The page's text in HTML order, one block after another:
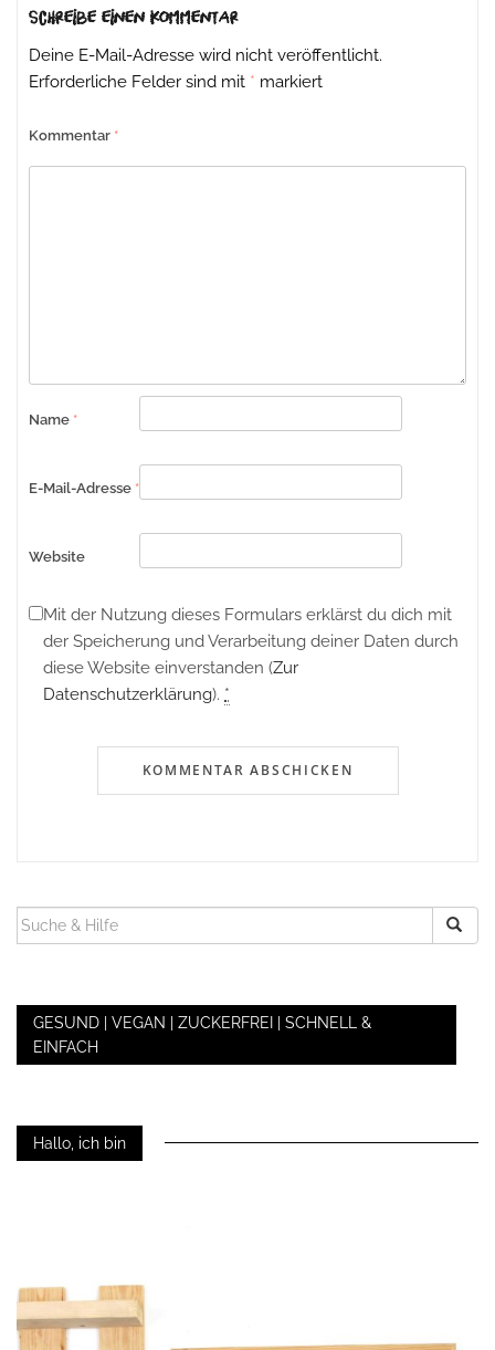
Schreibe einen Kommentar
Deine E-Mail-Adresse wird nicht veröffentlicht.
Erforderliche Felder sind mit * markiert
Kommentar *
Name *
E-Mail-Adresse *
Website
Mit der Nutzung dieses Formulars erklärst du dich mit
der Speicherung und Verarbeitung deiner Daten durch
diese Website einverstanden (Zur
Datenschutzerklärung). *
SUCHEN
NACH:
GESUND | VEGAN | ZUCKERFREI | SCHNELL &
EINFACH
Hallo, ich bin